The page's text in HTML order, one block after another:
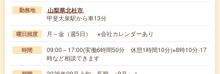
勤務地 山梨県北杜市
甲斐大泉駅から車13分
曜日頻度 月～金（週5日） ※会社カレンダーあり
時間
09:00～17:00(実働6時間50分 休憩1時間10分)※8時10分-17
時など相談できます